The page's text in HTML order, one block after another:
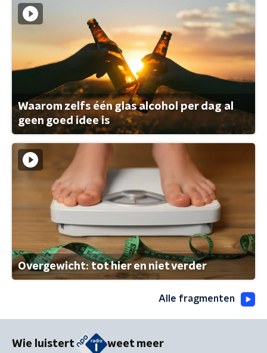
Waarom zelfs één glas alcohol per dag al
geen goed idee is
Overgewicht: tot hier en niet verder
Alle fragmenten
Wie luistert weet meer